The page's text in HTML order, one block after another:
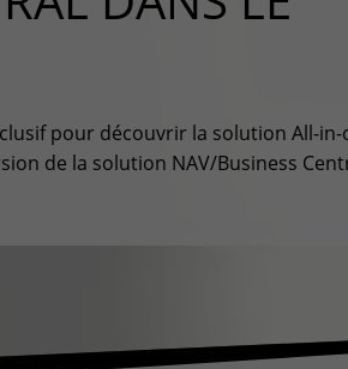
& PLAN D'ACCES
pour découvrir la solution All-in-
de la solution NAV/Business